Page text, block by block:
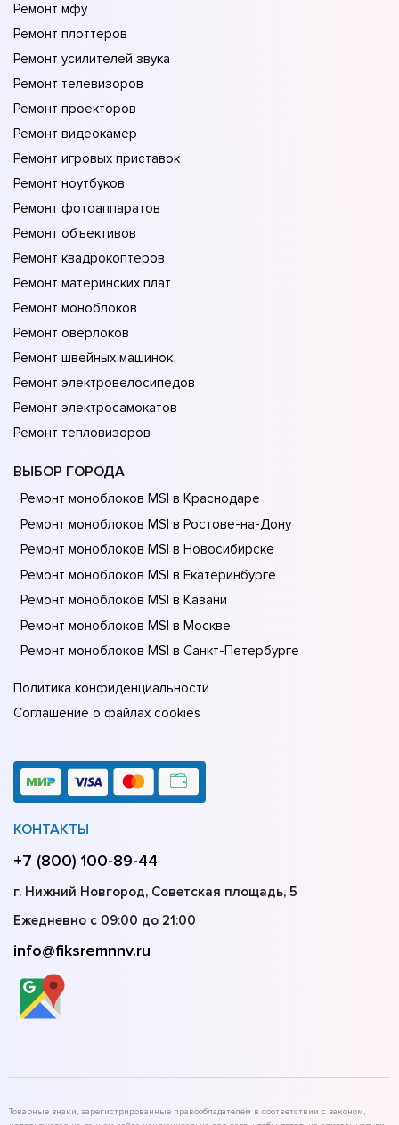
Ремонт мфу
Ремонт плоттеров
Ремонт усилителей звука
Ремонт телевизоров
Ремонт проекторов
Ремонт видеокамер
Ремонт игровых приставок
Ремонт ноутбуков
Ремонт фотоаппаратов
Ремонт объективов
Ремонт квадрокоптеров
Ремонт материнских плат
Ремонт моноблоков
Ремонт оверлоков
Ремонт швейных машинок
Ремонт электровелосипедов
Ремонт электросамокатов
Ремонт тепловизоров
ВЫБОР ГОРОДА
Ремонт моноблоков MSI в Краснодаре
Ремонт моноблоков MSI в Ростове-на-Донy
Ремонт моноблоков MSI в Новосибирске
Ремонт моноблоков MSI в Екатеринбурге
Ремонт моноблоков MSI в Казани
Ремонт моноблоков MSI в Москве
Ремонт моноблоков MSI в Санкт-Петербурге
Политика конфиденциальности
Соглашение о файлах cookies
КОНТАКТЫ
+7 (800) 100-89-44
г. Нижний Новгород, Советская площадь, 5
Ежедневно с 09:00 до 21:00
info@fiksremnnv.ru
Товарные знаки, зарегистрированные правообладателем в соответствии с законом,